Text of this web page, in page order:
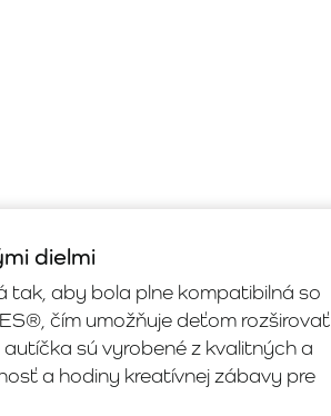
dielmi
tak, aby bola plne kompatibilná so
čím umožňuje deťom rozširovať
sú vyrobené z kvalitných a
a hodiny kreatívnej zábavy pre